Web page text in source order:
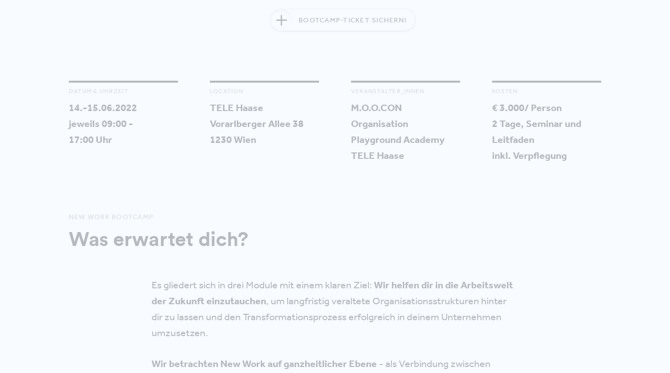
BOOTCAMP-TICKET SICHERN!
DATUM & UHRZEIT
14.-15.06.2022
jeweils 09:00 -
17:00 Uhr
LOCATION
TELE Haase
Vorarlberger Allee 38
1230 Wien
VERANSTALTER_INNEN
M.O.O.CON
Organisation
Playground Academy
TELE Haase
KOSTEN
€ 3.000/ Person
2 Tage, Seminar und
Leitfaden
inkl. Verpflegung
NEW WORK BOOTCAMP
Was erwartet dich?
Es gliedert sich in drei Module mit einem klaren Ziel: Wir helfen dir in die Arbeitswelt
der Zukunft einzutauchen, um langfristig veraltete Organisationsstrukturen hinter
dir zu lassen und den Transformationsprozess erfolgreich in deinem Unternehmen
umzusetzen.
Wir betrachten New Work auf ganzheitlicher Ebene - als Verbindung zwischen